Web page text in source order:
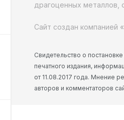
драгоценных металлов,
Сайт создан компанией
Свидетельство о
печатного издания,
от 11.08.2017 года. Мнение
авторов и комментаторов